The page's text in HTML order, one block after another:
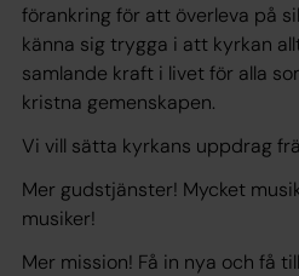
förankring för att överleva på
känna sig trygga i att kyrkan
samlande kraft i livet för alla
kristna gemenskapen.
Vi vill sätta kyrkans uppdrag
Mer gudstjänster! Mycket
musiker!
Mer mission! Få in nya och få